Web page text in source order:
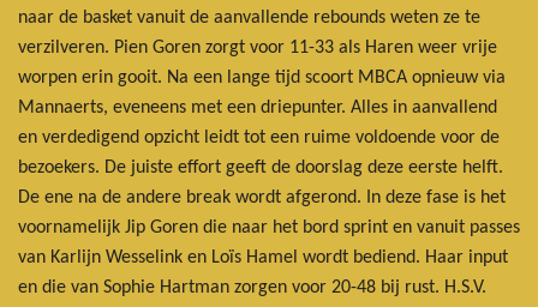
naar de basket vanuit de aanvallende rebounds weten ze te
verzilveren. Pien Goren zorgt voor 11-33 als Haren weer vrije
worpen erin gooit. Na een lange tijd scoort MBCA opnieuw via
Mannaerts, eveneens met een driepunter. Alles in aanvallend
en verdedigend opzicht leidt tot een ruime voldoende voor de
bezoekers. De juiste effort geeft de doorslag deze eerste helft.
De ene na de andere break wordt afgerond. In deze fase is het
voornamelijk Jip Goren die naar het bord sprint en vanuit passes
van Karlijn Wesselink en Loïs Hamel wordt bediend. Haar input
en die van Sophie Hartman zorgen voor 20-48 bij rust. H.S.V.